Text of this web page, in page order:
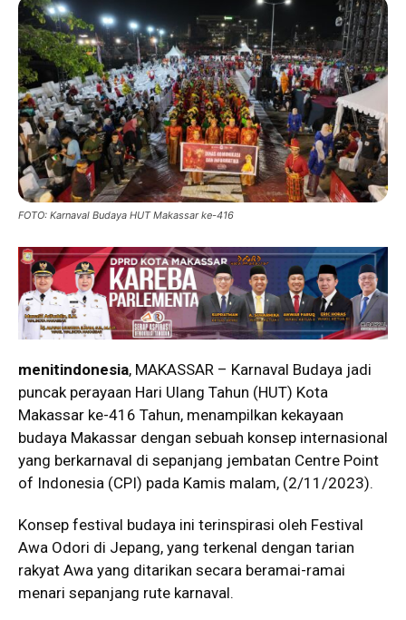
FOTO: Karnaval Budaya HUT Makassar ke-416
menitindonesia, MAKASSAR – Karnaval Budaya jadi
puncak perayaan Hari Ulang Tahun (HUT) Kota
Makassar ke-416 Tahun, menampilkan kekayaan
budaya Makassar dengan sebuah konsep internasional
yang berkarnaval di sepanjang jembatan Centre Point
of Indonesia (CPI) pada Kamis malam, (2/11/2023).
Konsep festival budaya ini terinspirasi oleh Festival
Awa Odori di Jepang, yang terkenal dengan tarian
rakyat Awa yang ditarikan secara beramai-ramai
menari sepanjang rute karnaval.